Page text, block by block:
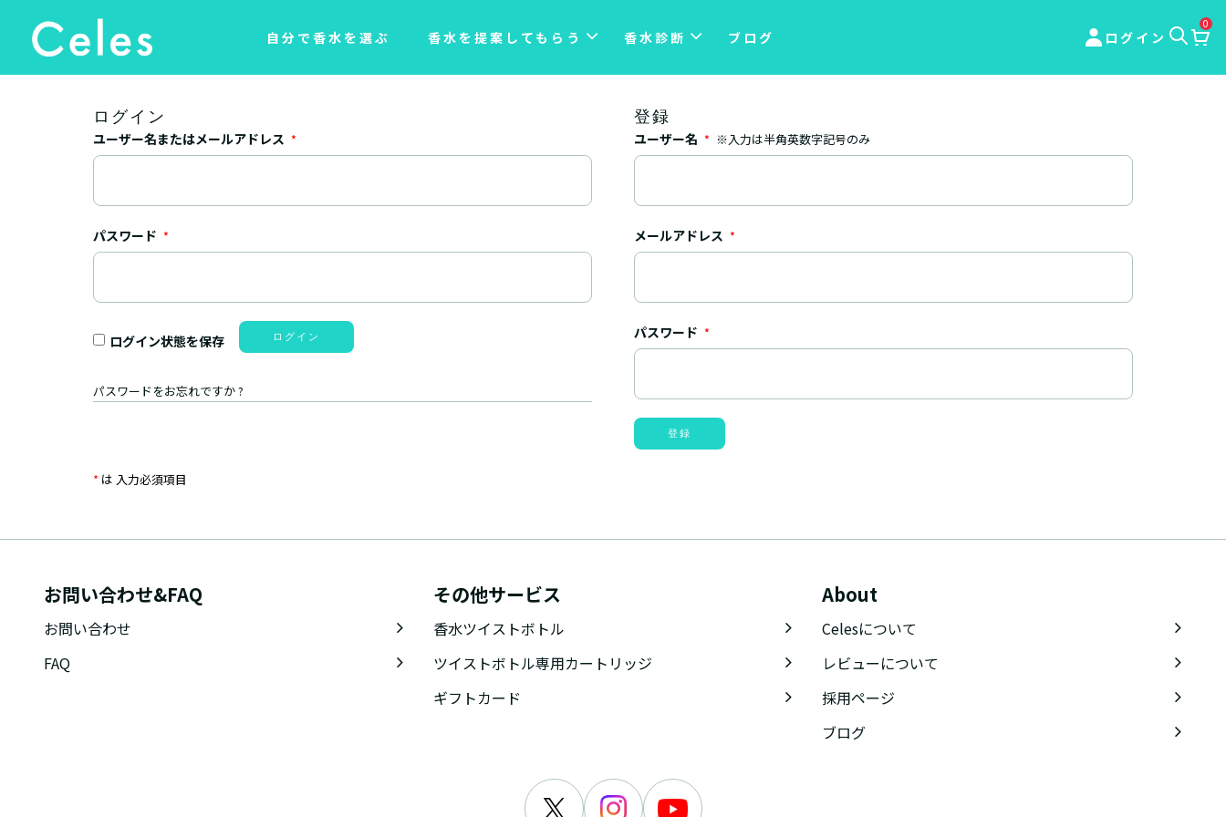
自分で香水を選ぶ 香水を提案してもらう 香水診断 ブログ ログイン
0
ログイン
ユーザー名またはメールアドレス *
パスワード *
ログイン状態を保存 ログイン
パスワードをお忘れですか ?
登録
ユーザー名 * ※入力は半角英数字記号のみ
メールアドレス *
パスワード *
登録
* は 入力必須項目
お問い合わせ&FAQ
お問い合わせ
FAQ
その他サービス
香水ツイストボトル
ツイストボトル専用カートリッジ
ギフトカード
About
Celesについて
レビューについて
採用ページ
ブログ